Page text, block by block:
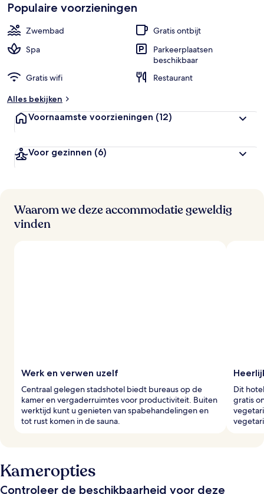
Populaire voorzieningen
Zwembad
Gratis ontbijt
Spa
Parkeerplaatsen
beschikbaar
Gratis wifi
Restaurant
Alles bekijken
Voornaamste voorzieningen (12)
Voor gezinnen (6)
Waarom we deze accommodatie geweldig
vinden
Werk en verwen uzelf
Centraal gelegen stadshotel biedt bureaus op de
kamer en vergaderruimtes voor productiviteit. Buiten
werktijd kunt u genieten van spabehandelingen en
tot rust komen in de sauna.
Dit
gratis
Kameropties
Controleer de beschikbaarheid voor deze